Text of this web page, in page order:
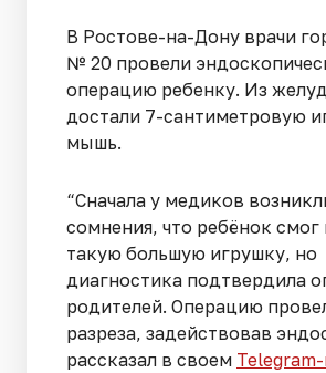
В Ростове-на-Дону врачи
№ 20 провели
операцию ребенку. Из
достали 7-сантиметровую
мышь.
“Сначала у медиков
сомнения, что ребёнок смог
такую большую игрушку, но
диагностика подтвердила
родителей. Операцию
разреза, задействовав
рассказал в своем